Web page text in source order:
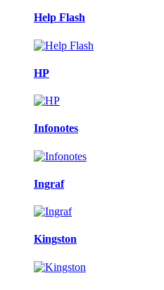
Help Flash
HP
Infonotes
Ingraf
Kingston